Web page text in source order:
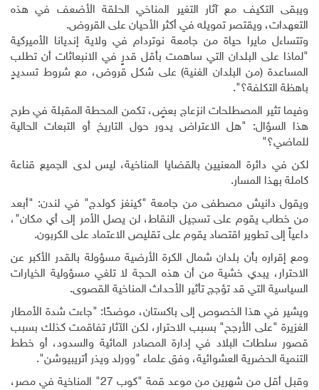
ويبقى التكيف مع آثار التغير المناخي الحلقة الأضعف في هذه
التعهدات، ويقتصر تمويله في أكثر الأحيان على القروض.
وتتساءل مايرا حياة من جامعة نوتردام في ولاية إنديانا الأميركية
"لماذا على البلدان التي ساهمت بأقل قدرٍ في الانبعاثات أن تطلب
المساعدة (من البلدان الغنية) على شكل قروض، مع شروط تسديدٍ
باهظة التكلفة؟".
وفيما تثير المصطلحات انزعاج بعضٍ، تكمن المحطة المقبلة في طرح
هذا السؤال: "هل الاعتراض يدور حول التاريخ أو التبعات الحالية
للماضي؟"
لكن في دائرة المعنيين بالقضايا المناخية، ليس لدى الجميع قناعة
كاملة بهذا المسار.
ويقول دانيش مصطفى من جامعة "كينغز كولدج" في لندن: "أبعد
من خطاب يقوم على تسجيل النقاط، لن يصل الأمر إلى أي مكان"،
داعياً إلى تطوير اقتصاد يقوم على تقليص الاعتماد على الكربون.
ومع إقراره بأن بلدان شمال الكرة الأرضية مسؤولة بالقدر الأكبر عن
الاحترار، يبدي خشية من أن هذه الحجة لا تلغي مسؤولية الخيارات
السياسية التي قد تؤجج تأثير الأحداث المناخية القصوى.
ويشير في هذا الخصوص إلى باكستان، موضحًا: "جاءت شدة الأمطار
الغزيرة "على الأرجح" بسبب الاحترار، لكن الآثار تفاقمت كذلك بسبب
قصور سلطات البلاد في إدارة المصادر المائية والسدود، أو خطط
التنمية الحضرية العشوائية، وفق علماء "وورلد ويذر أتريبيوشن".
وقبل أقل من شهرين من موعد قمة "كوب 27" المناخية في مصر،